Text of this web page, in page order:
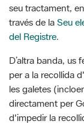
D’altra banda, us
per a la recollida
les galetes
directament per
d'impedir la
té activada
sistema, que
adreça de